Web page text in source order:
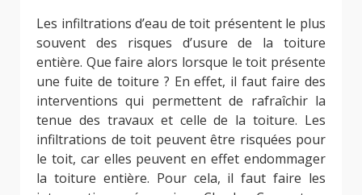
Les infiltrations d’eau de toit présentent le plus
souvent des risques d’usure de la toiture
entière. Que faire alors lorsque le toit présente
une fuite de toiture ? En effet, il faut faire des
interventions qui permettent de rafraîchir la
tenue des travaux et celle de la toiture. Les
infiltrations de toit peuvent être risquées pour
le toit, car elles peuvent en effet endommager
la toiture entière. Pour cela, il faut faire les